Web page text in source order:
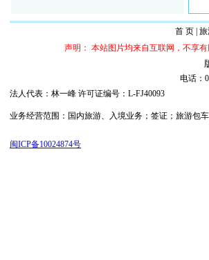
首 页| 旅
声明： 本站图片均来自互联网，不享
电话：
法人代表：林一峰 许可证编号：L-FJ40093
业务经营范围：国内旅游、入境业务；签证；旅游
闽ICP备10024874号